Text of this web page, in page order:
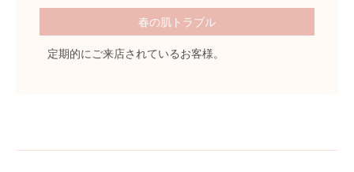
春の肌トラブル
定期的にご来店されているお客様。